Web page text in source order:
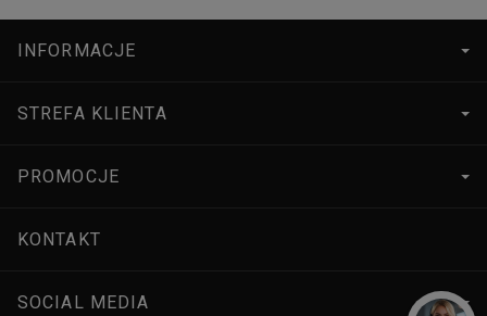
INFORMACJE
STREFA KLIENTA
PROMOCJE
KONTAKT
SOCIAL MEDIA